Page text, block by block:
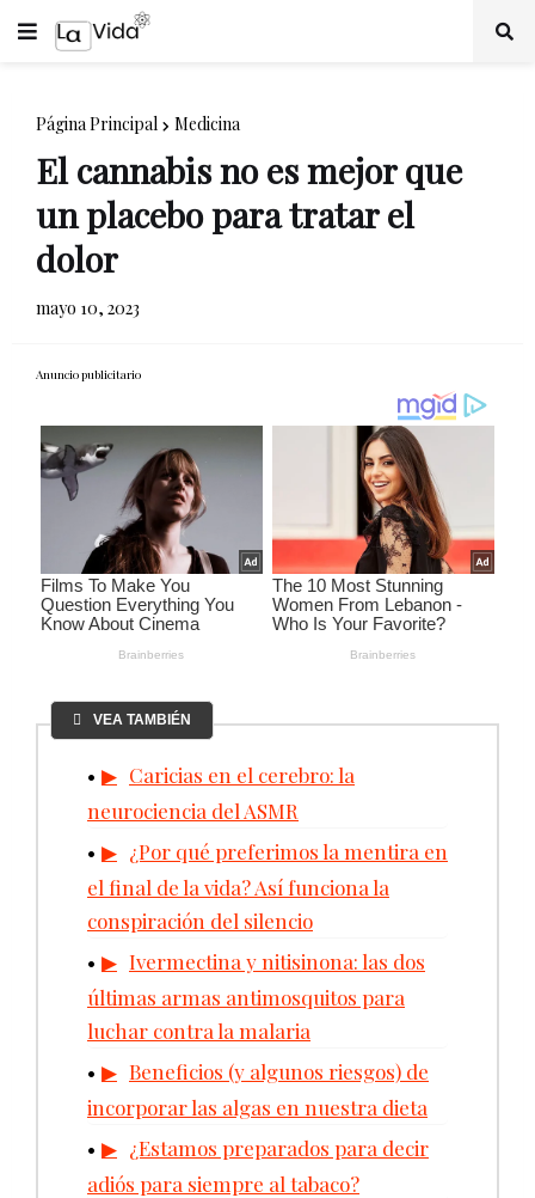
Página Principal Medicina
El cannabis no es mejor que
un placebo para tratar el
dolor
mayo 10, 2023
Anuncio publicitario
VEA TAMBIÉN
Caricias en el cerebro: la
neurociencia del ASMR
¿Por qué preferimos la mentira en
el final de la vida? Así funciona la
conspiración del silencio
Ivermectina y nitisinona: las dos
últimas armas antimosquitos para
luchar contra la malaria
Beneficios (y algunos riesgos) de
incorporar las algas en nuestra dieta
¿Estamos preparados para decir
adiós para siempre al tabaco?